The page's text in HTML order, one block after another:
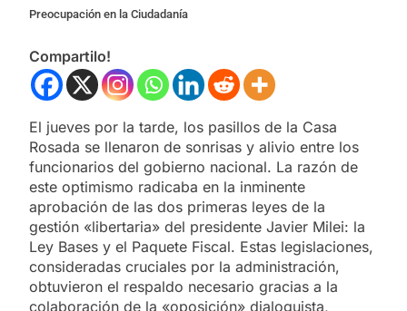
Preocupación en la Ciudadanía
Compartilo!
El jueves por la tarde, los pasillos de la Casa
Rosada se llenaron de sonrisas y alivio entre los
funcionarios del gobierno nacional. La razón de
este optimismo radicaba en la inminente
aprobación de las dos primeras leyes de la
gestión «libertaria» del presidente Javier Milei: la
Ley Bases y el Paquete Fiscal. Estas legislaciones,
consideradas cruciales por la administración,
obtuvieron el respaldo necesario gracias a la
colaboración de la «oposición» dialoguista,